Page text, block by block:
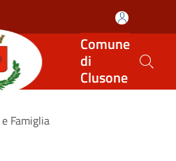
Comune
di
Clusone
Famiglia